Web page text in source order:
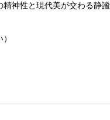
神性と現代美が交わる静謐